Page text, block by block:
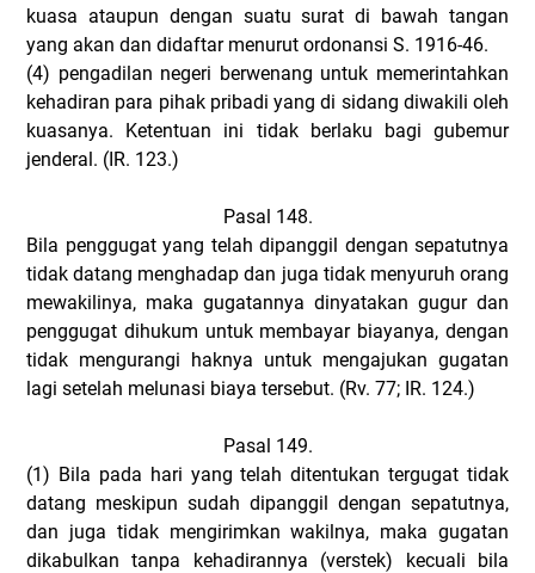
kuasa ataupun dengan suatu surat di bawah tangan
yang akan dan didaftar menurut ordonansi S. 1916-46.
(4) pengadilan negeri berwenang untuk memerintahkan
kehadiran para pihak pribadi yang di sidang diwakili oleh
kuasanya. Ketentuan ini tidak berlaku bagi gubemur
jenderal. (IR. 123.)
Pasal 148.
Bila penggugat yang telah dipanggil dengan sepatutnya
tidak datang menghadap dan juga tidak menyuruh orang
mewakilinya, maka gugatannya dinyatakan gugur dan
penggugat dihukum untuk membayar biayanya, dengan
tidak mengurangi haknya untuk mengajukan gugatan
lagi setelah melunasi biaya tersebut. (Rv. 77; IR. 124.)
Pasal 149.
(1) Bila pada hari yang telah ditentukan tergugat tidak
datang meskipun sudah dipanggil dengan sepatutnya,
dan juga tidak mengirimkan wakilnya, maka gugatan
dikabulkan tanpa kehadirannya (verstek) kecuali bila